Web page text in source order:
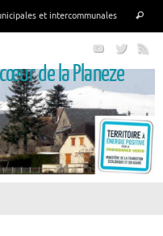
et intercommunales
de la Planeze